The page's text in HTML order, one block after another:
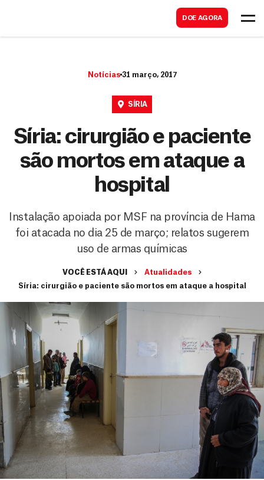
DOE AGORA
Notícias 31 março, 2017
SÍRIA
Síria: cirurgião e paciente
são mortos em ataque a
hospital
Instalação apoiada por MSF na província de Hama
foi atacada no dia 25 de março; relatos sugerem
uso de armas químicas
VOCÊ ESTÁ AQUI
Atualidades
Síria: cirurgião e paciente são mortos em ataque a hospital
a
r